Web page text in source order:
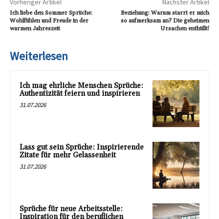
Vorheriger Artikel
Ich liebe den Sommer Sprüche:
Wohlfühlen und Freude in der
warmen Jahreszeit
Nächster Artikel
Beziehung: Warum starrt er mich
so aufmerksam an? Die geheimen
Ursachen enthüllt!
Weiterlesen
Ich mag ehrliche Menschen Sprüche:
Authentizität feiern und inspirieren
31.07.2026
Lass gut sein Sprüche: Inspirierende
Zitate für mehr Gelassenheit
31.07.2026
Sprüche für neue Arbeitsstelle:
Inspiration für den beruflichen